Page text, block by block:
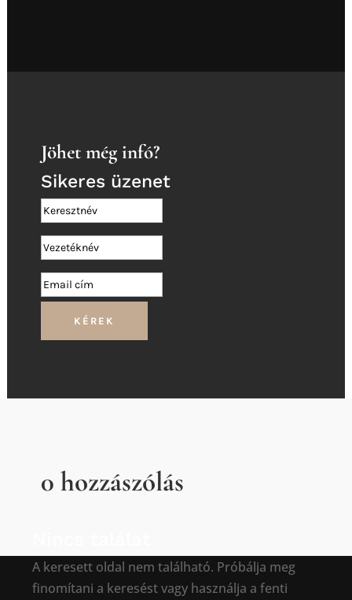
Jöhet még infó?
Sikeres üzenet
KÉREK
0 hozzászólás
A keresett oldal nem található. Próbálja meg
finomítani a keresést vagy használja a fenti